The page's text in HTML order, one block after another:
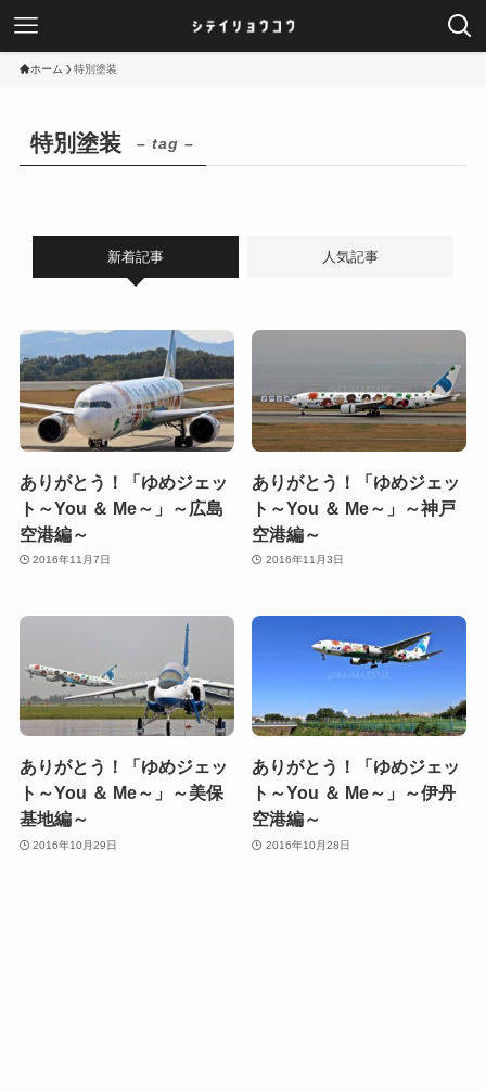
ホーム 特別塗装
特別塗装 – tag –
新着記事 人気記事
ありがとう！「ゆめジェッ
ト～You ＆ Me～」～広島
空港編～
2016年11月7日
ありがとう！「ゆめジェッ
ト～You ＆ Me～」～神戸
空港編～
2016年11月3日
ありがとう！「ゆめジェッ
ト～You ＆ Me～」～美保
基地編～
2016年10月29日
ありがとう！「ゆめジェッ
ト～You ＆ Me～」～伊丹
空港編～
2016年10月28日